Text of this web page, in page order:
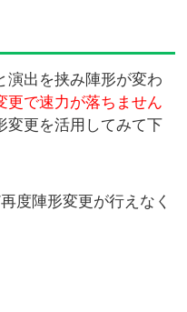
演出を挟み陣形が変わ
更で速力が落ちません
変更を活用してみて下
度陣形変更が行えなく